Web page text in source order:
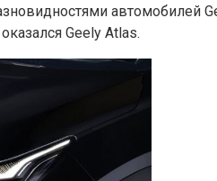
автомобилей
Geely Atlas.